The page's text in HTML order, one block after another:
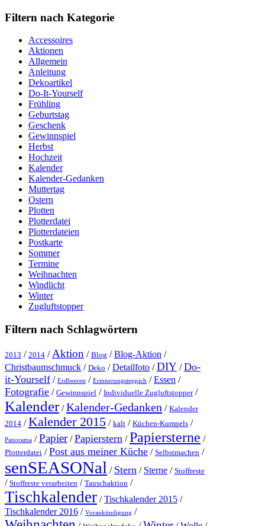
Filtern nach Kategorie
Accessoires
Aktionen
Allgemein
Anleitung
Dekoartikel
Do-It-Yourself
Frühling
Geburtstag
Geschenk
Gewinnspiel
Herbst
Hochzeit
Kalender
Kalender-Gedanken
Muttertag
Ostern
Plotten
Plotterdatei
Plotterdateien
Postkarte
Sommer
Termine
Weihnachten
Windlicht
Winter
Zugluftstopper
Filtern nach Schlagwörtern
2013 / 2014 / Aktion / Blog /Blog-Aktion /
Christbaumschmuck / Deko /Detailfoto /DIY /Do-
it-Yourself / Erdbeeren / Erinnerungsteppich /Essen /
Fotografie / Gewinnspiel / Individuelle Zugluftstopper/
Kalender/Kalender-Gedanken / Kalender
2014 /Kalender 2015 / kalt / Küchen-Kumpels /
Panorama /Papier/Papierstern /Papiersterne /
Plotterdatei /Post aus meiner Küche / Selbstmachen /
senSEASONal / Stern / Sterne / Stoffreste
/ Stoffreste verarbeiten / Tauschaktion /
Tischkalender /Tischkalender 2015 /
Tischkalender 2016 / Vorankündigung /